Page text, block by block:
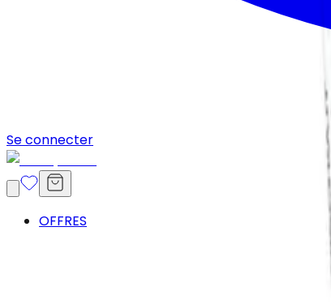
Se connecter
OFFRES